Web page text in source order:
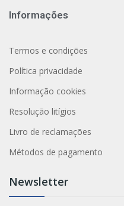
Informações
Termos e condições
Política privacidade
Informação cookies
Resolução litígios
Livro de reclamações
Métodos de pagamento
Newsletter